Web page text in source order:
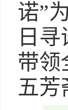
诺”
日
带领
五芳